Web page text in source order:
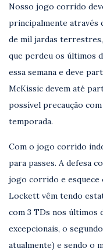
Nosso jogo corrido
principalmente através
de mil jardas
que perdeu os últimos
essa semana e deve
McKissic devem até
possível precaução
temporada.
Com o jogo corrido
para passes. A defesa
jogo corrido e esquece
Lockett vêm tendo
com 3 TDs nos últimos
excepcionais, o
atualmente) e sendo o